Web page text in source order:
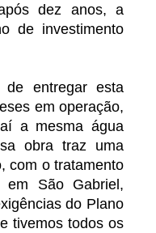
dez anos, a
de investimento
de entregar esta
em operação,
a mesma água
obra traz uma
com o tratamento
em São Gabriel,
do Plano
tivemos todos os